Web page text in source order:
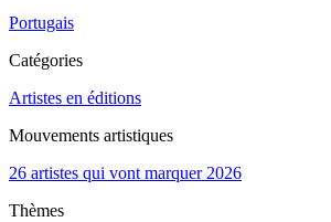
Portugais
Catégories
Artistes en éditions
Mouvements artistiques
26 artistes qui vont marquer 2026
Thèmes